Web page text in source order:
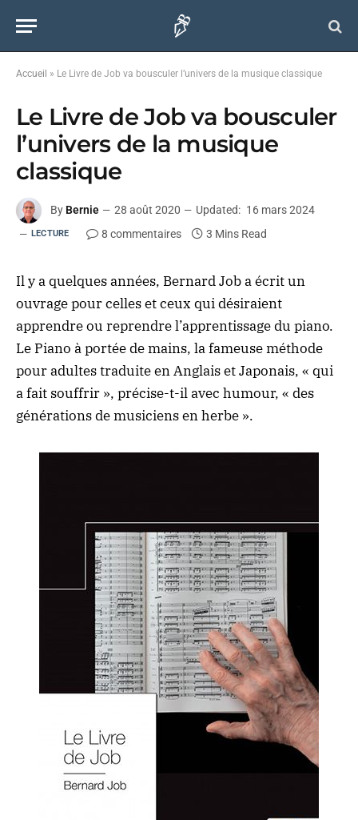
Accueil » Le Livre de Job va bousculer l’univers de la musique classique
Le Livre de Job va bousculer
l’univers de la musique
classique
By Bernie 28 août 2020 Updated: 16 mars 2024
LECTURE 8 commentaires 3 Mins Read
Il y a quelques années, Bernard Joba écrit un
ouvrage pour celles et ceux qui désiraient
apprendre ou reprendre l’apprentissage du piano.
Le Piano à portée de mains, la fameuse méthode
pour adultes traduite en Anglais et Japonais, « qui
a fait souffrir », précise-t-il avec humour, « des
générations de musiciens en herbe ».